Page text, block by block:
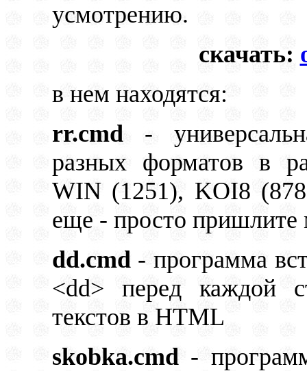
усмотрению.
скачать:
в нем находятся:
rr.cmd-
разных форматов в
WIN (1251), KOI8
еще - просто пришлите
dd.cmd- программа
<dd> перед каждой
текстов в HTML
skobka.cmd-